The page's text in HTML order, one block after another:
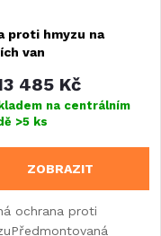
proti hmyzu na
van
485 Kč
na centrálním
>5 ks
ZOBRAZIT
ochrana proti